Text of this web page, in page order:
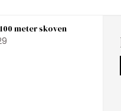
meter skoven